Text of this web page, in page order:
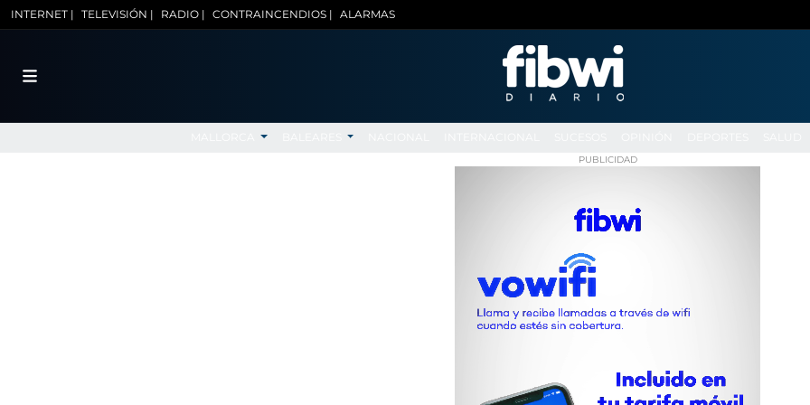
INTERNET | TELEVISIÓN | RADIO | CONTRAINCENDIOS | ALARMAS